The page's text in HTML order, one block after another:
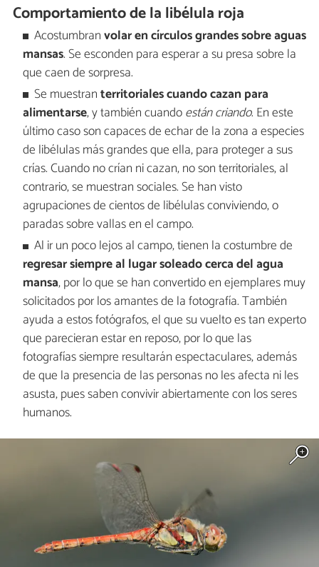
Comportamiento de la libélula roja
Acostumbranvolar en círculos grandes sobre aguas
mansas. Se esconden para esperar a su presa sobre la
que caen de sorpresa.
Se muestranterritoriales cuando cazan para
alimentarse, y también cuandoestán criando. En este
último caso son capaces de echar de la zona a especies
de libélulas más grandes que ella, para proteger a sus
crías. Cuando no crían ni cazan, no son territoriales, al
contrario, se muestran sociales. Se han visto
agrupaciones de cientos de libélulas conviviendo, o
paradas sobre vallas en el campo.
Al ir un poco lejos al campo, tienen la costumbre de
regresar siempre al lugar soleado cerca del agua
mansa, por lo que se han convertido en ejemplares muy
solicitados por los amantes de la fotografía. También
ayuda a estos fotógrafos, el que su vuelto es tan experto
que parecieran estar en reposo, por lo que las
fotografías siempre resultarán espectaculares, además
de que la presencia de las personas no les afecta ni les
asusta, pues saben convivir abiertamente con los seres
humanos.